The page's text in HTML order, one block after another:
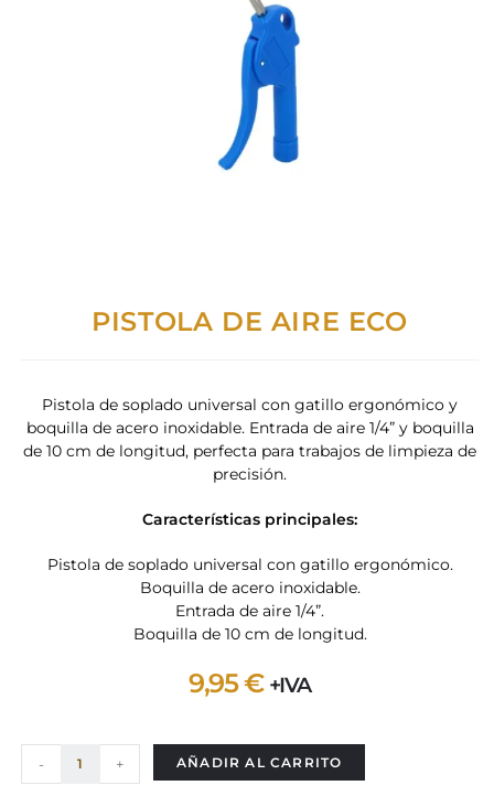
PISTOLA DE AIRE ECO
Pistola de soplado universal con gatillo ergonómico y
boquilla de acero inoxidable. Entrada de aire 1/4” y boquilla
de 10 cm de longitud, perfecta para trabajos de limpieza de
precisión.
Características principales:
Pistola de soplado universal con gatillo ergonómico.
Boquilla de acero inoxidable.
Entrada de aire 1/4”.
Boquilla de 10 cm de longitud.
9,95€ +IVA
- + AÑADIR AL CARRITO